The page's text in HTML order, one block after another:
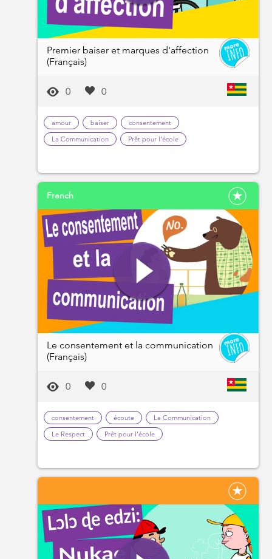
Premier baiser et marques d'affection
(Français)
0 0
amour baiser
consentement
La Communication
Prêt pour l'école
French
Le consentement et la communication
(Français)
0 0
consentement écoute
La Communication
Le Respect
Prêt pour l'école